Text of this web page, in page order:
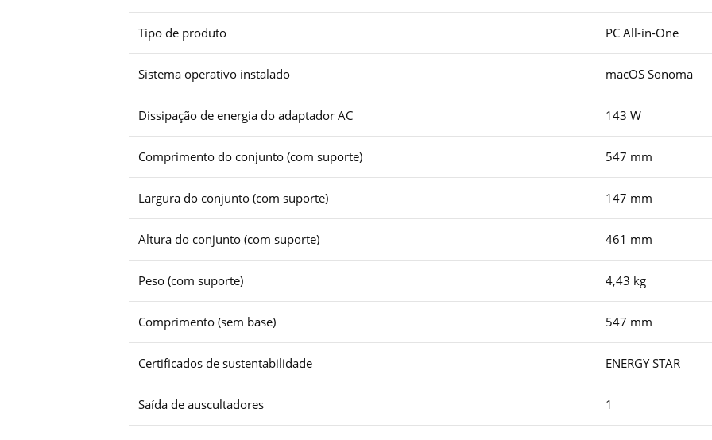
Tipo de produto PC All-in-One
Sistema operativo instalado macOS Sonoma
Dissipação de energia do adaptador AC 143 W
Comprimento do conjunto (com suporte) 547 mm
Largura do conjunto (com suporte) 147 mm
Altura do conjunto (com suporte) 461 mm
Peso (com suporte) 4,43 kg
Comprimento (sem base) 547 mm
Certificados de sustentabilidade ENERGY STAR
Saída de auscultadores 1